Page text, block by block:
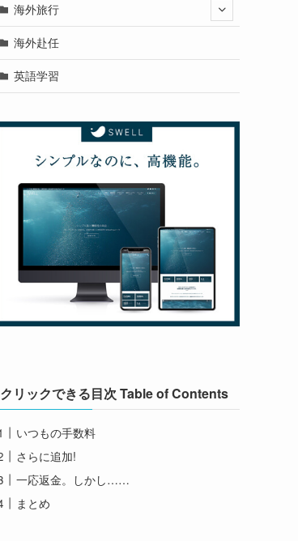
海外旅行
海外赴任
英語学習
クリックできる目次 Table of Contents
いつもの手数料
さらに追加!
一応返金。しかし……
まとめ